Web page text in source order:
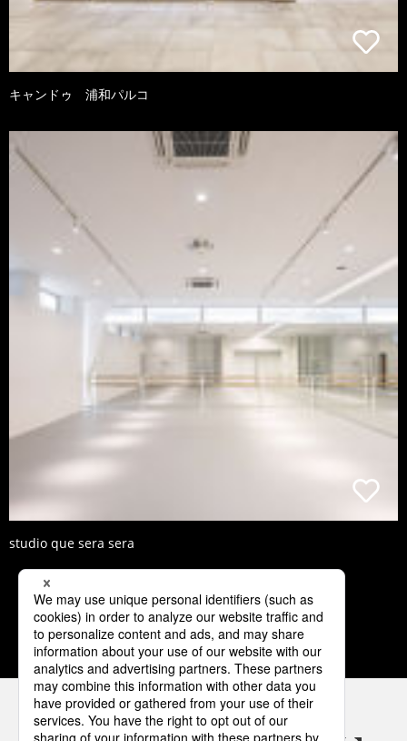
キャンドゥ 浦和パルコ
studio que sera sera
3 4 5 6 7
パナソニックの電気設備 SNSアカウント